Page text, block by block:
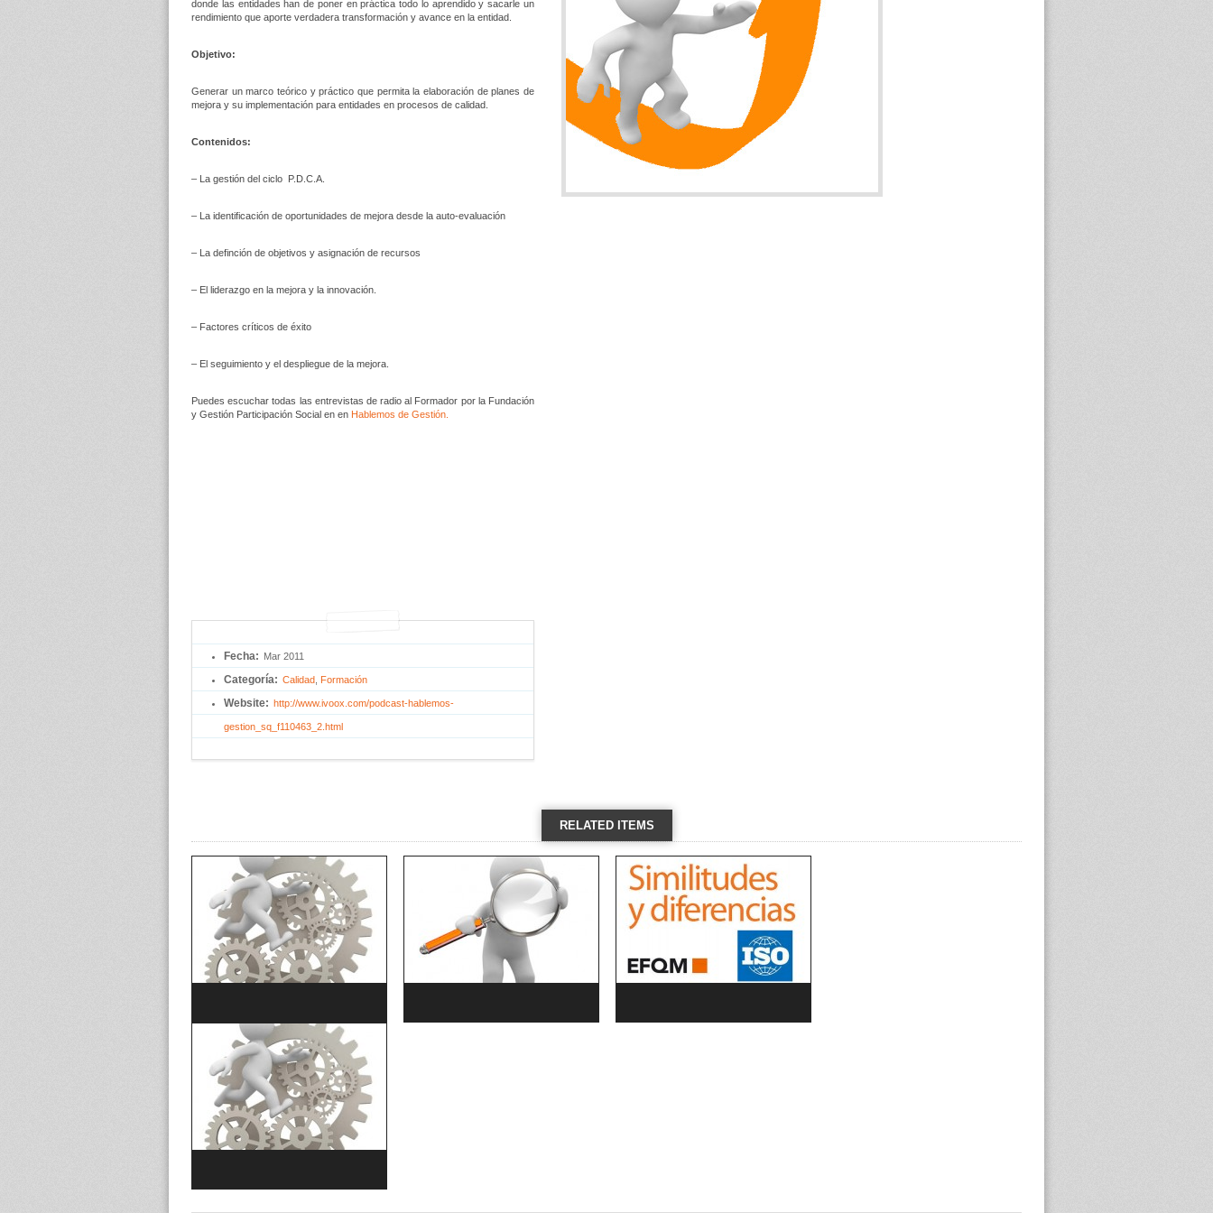
donde las entidades han de poner en práctica todo lo aprendido y sacarle un
rendimiento que aporte verdadera transformación y avance en la entidad.
Objetivo:
Generar un marco teórico y práctico que permita la elaboración de planes de
mejora y su implementación para entidades en procesos de calidad.
Contenidos:
– La gestión del ciclo P.D.C.A.
– La identificación de oportunidades de mejora desde la auto-evaluación
– La definción de objetivos y asignación de recursos
– El liderazgo en la mejora y la innovación.
– Factores críticos de éxito
– El seguimiento y el despliegue de la mejora.
Puedes escuchar todas las entrevistas de radio al Formador por la Fundación
y Gestión Participación Social en en Hablemos de Gestión.
Fecha: Mar 2011
Categoría: Calidad Formación
Website: http://www.ivoox.com/podcast-hablemos-
gestion_sq_f110463_2.html
RELATED ITEMS
VIEW ALL →
Criterio: Agentes E.F.Q.M.